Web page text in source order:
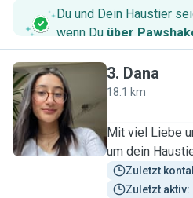
Du und Dein Haustier
wenn Du über
D
3. Dana
18.1 km
Mit viel Liebe
um dein
Zuletzt
Zuletzt